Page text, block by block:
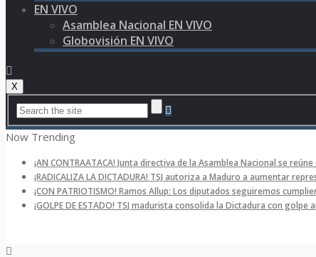
EN VIVO
Asamblea Nacional EN VIVO
Globovisión EN VIVO
X
Now Trending
¡AN CONTRAATACA! Junta directiva de la Asamblea Nacional se
¡RADICALIZA LA DICTADURA! TSJ autoriza a Maduro a aumentar
¡CON PATRIOTISMO! Ramos Allup: Los diputados seguiremos
¡GOLPE DE ESTADO! TSJ madurista consolida la Dictadura con golpe